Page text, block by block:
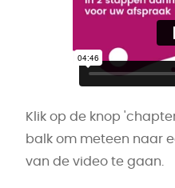
Klik op de knop
balk om meteen naar
van de video te gaan.